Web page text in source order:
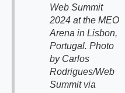
Web Summit
2024 at the MEO
Arena in Lisbon,
Portugal. Photo
by Carlos
Rodrigues/Web
Summit via